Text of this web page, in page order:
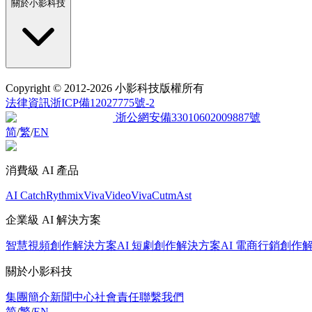
關於小影科技
Copyright © 2012-2026 小影科技版權所有
法律資訊浙ICP備12027775號-2
浙公網安備33010602009887號
简/繁/EN
消費級 AI 產品
AI CatchRythmixVivaVideoVivaCutmAst
企業級 AI 解決方案
智慧視頻創作解決方案AI 短劇創作解決方案AI 電商行銷創作
關於小影科技
集團簡介新聞中心社會責任聯繫我們